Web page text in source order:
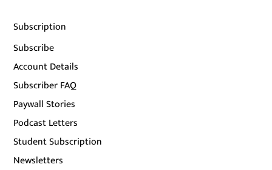
Subscription
Subscribe
Account Details
Subscriber FAQ
Paywall Stories
Podcast Letters
Student Subscription
Newsletters